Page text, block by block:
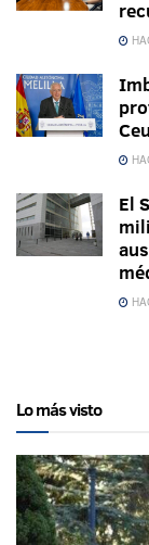
El
Lo más visto